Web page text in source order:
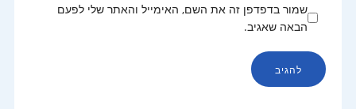
שמור בדפדפן זה את השם, האימייל והאתר שלי לפעם
הבאה שאגיב.